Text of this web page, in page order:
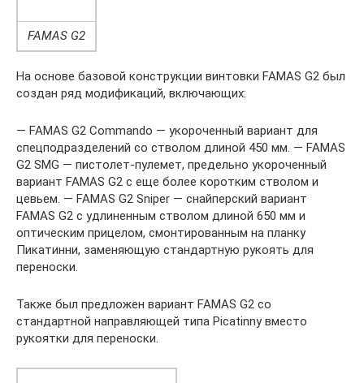
FAMAS G2
На основе базовой конструкции винтовки FAMAS G2 был
создан ряд модификаций, включающих:
— FAMAS G2 Commando — укороченный вариант для
спецподразделений со стволом длиной 450 мм. — FAMAS
G2 SMG — пистолет-пулемет, предельно укороченный
вариант FAMAS G2 с еще более коротким стволом и
цевьем. — FAMAS G2 Sniper — снайперский вариант
FAMAS G2 с удлиненным стволом длиной 650 мм и
оптическим прицелом, смонтированным на планку
Пикатинни, заменяющую стандартную рукоять для
переноски.
Также был предложен вариант FAMAS G2 со
стандартной направляющей типа Picatinny вместо
рукоятки для переноски.